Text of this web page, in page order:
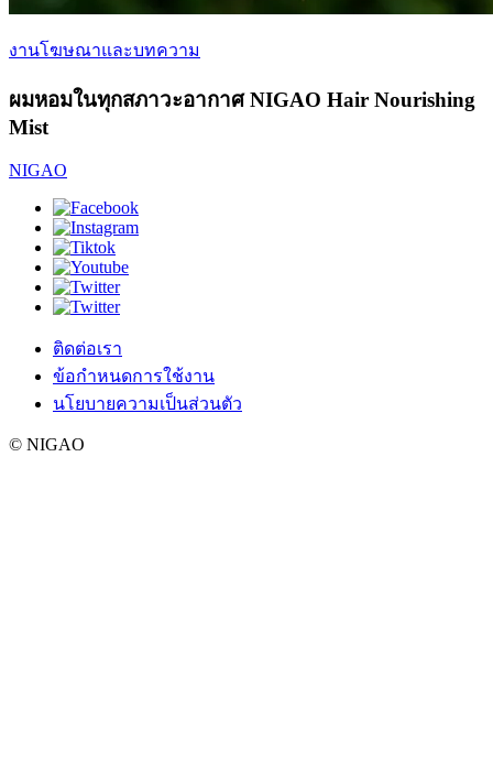
งานโฆษณาและบทความ
ผมหอมในทุกสภาวะอากาศ NIGAO Hair Nourishing
Mist
NIGAO
ติดต่อเรา
ข้อกำหนดการใช้งาน
นโยบายความเป็นส่วนตัว
© NIGAO